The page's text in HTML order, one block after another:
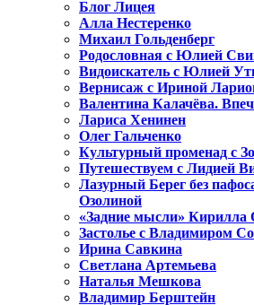
Блог Лицея
Алла Нестеренко
Михаил Гольденберг
Родословная с Юлией
Видоискатель с Юлией
Вернисаж с Ириной
Валентина Калачёва.
Лариса Хенинен
Олег Гальченко
Культурный променад с
Путешествуем с Лидией
Лазурный Берег без
Озолиной
«Задние мысли»
Застолье с Владимиром
Ирина Савкина
Светлана Артемьева
Наталья Мешкова
Владимир Берштейн